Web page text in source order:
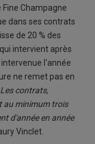
Champagne
dans ses contrats
de 20 % des
intervient après
l'année
ne remet pas en
Les contrats,
au minimum trois
d'année en année
Vinclet.